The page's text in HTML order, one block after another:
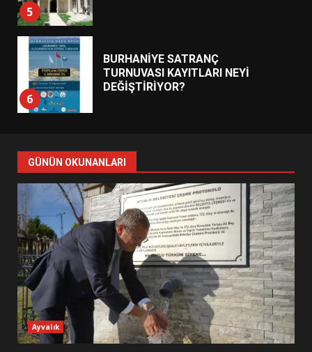
5
6
BURHANİYE SATRANÇ
TURNUVASI KAYITLARI NEYİ
DEĞİŞTİRİYOR?
7
YENİ YÖNETİM NASIL
ŞEKİLLENDİ?
1
AYVALIK SU MİRASI İÇİN
HAREKETE GEÇİYOR: GÖZLER
BULUŞMADA
ESA 2026’DA TÜRK BAHARATI
NEYİ TEMSİL ETTİ?
GÜNÜN OKUNANLARI
Ayvalık